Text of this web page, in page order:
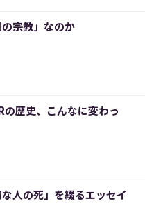
宗教」なのか
の歴史、こんなに変わっ
人の死」を綴るエッセイ